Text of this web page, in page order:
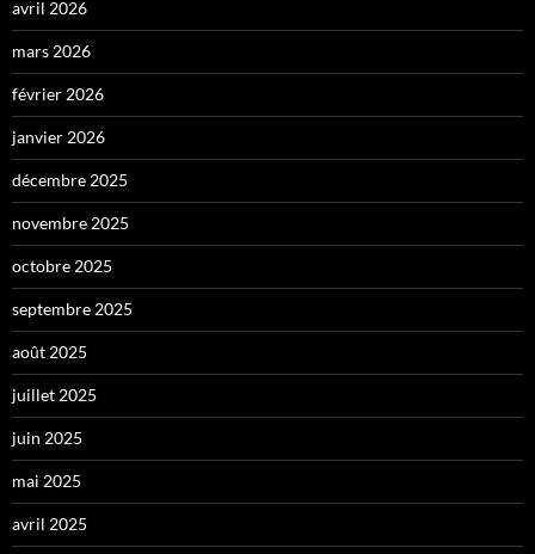
avril 2026
mars 2026
février 2026
janvier 2026
décembre 2025
novembre 2025
octobre 2025
septembre 2025
août 2025
juillet 2025
juin 2025
mai 2025
avril 2025